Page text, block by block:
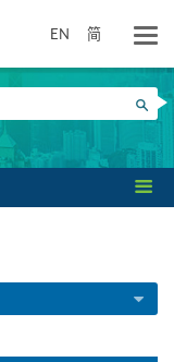
EN 简
搜尋